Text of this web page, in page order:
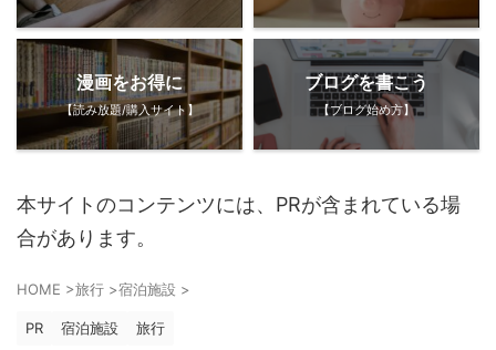
漫画をお得に
【読み放題/購入サイト】
ブログを書こう
【ブログ始め方】
本サイトのコンテンツには、PRが含まれている場
合があります。
HOME >旅行 >宿泊施設 >
PR 宿泊施設 旅行